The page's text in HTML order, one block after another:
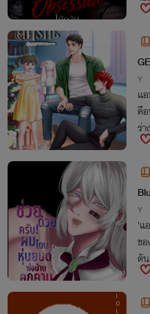
อ
ดี
Y
แ
คื
ร่
ผ
อ
Y
'แ
ข
ดั
น